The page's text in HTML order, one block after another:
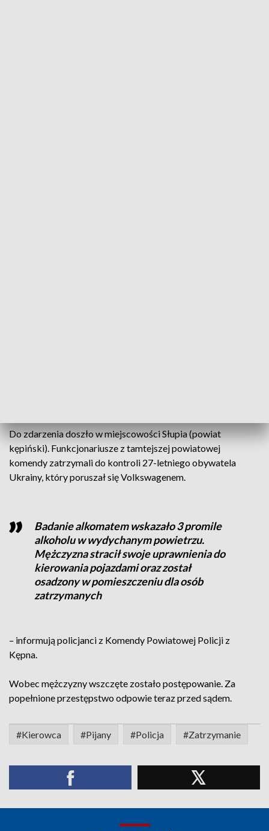
Do zdarzenia doszło w miejscowości Słupia (powiat
kępiński). Funkcjonariusze z tamtejszej powiatowej
komendy zatrzymali do kontroli 27-letniego obywatela
Ukrainy, który poruszał się Volkswagenem.
Badanie alkomatem wskazało 3 promile
alkoholu w wydychanym powietrzu.
Mężczyzna stracił swoje uprawnienia do
kierowania pojazdami oraz został
osadzony w pomieszczeniu dla osób
zatrzymanych
– informują policjanci z Komendy Powiatowej Policji z
Kępna.
Wobec mężczyzny wszczęte zostało postępowanie. Za
popełnione przestępstwo odpowie teraz przed sądem.
#Kierowca #Pijany #Policja #Zatrzymanie